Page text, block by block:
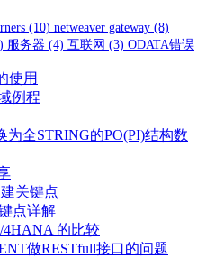
(10) netweaver gateway (8)
服务器 (4) 互联网 (3) ODATA错误
使用
例程
为全STRING的PO(PI)结构数
关键点
点详解
4HANA 的比较
做RESTfull接口的问题